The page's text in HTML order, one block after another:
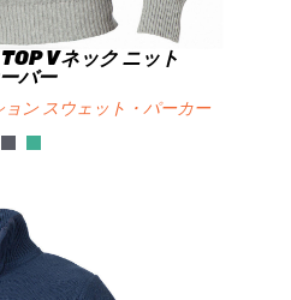
Vネック ニット
バー
ン スウェット・パーカー